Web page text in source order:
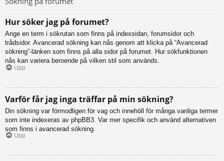
Hur söker jag på forumet?
Ange en term i sökrutan som finns på indexsidan, forumsidor och
trådsidor. Avancerad sökning kan nås genom att klicka på “Avancerad
sökning”-länken som finns på alla sidor på forumet. Hur sökfunktionen
nås kan variera beroende på vilken stil som används.
Upp
Varför får jag inga träffar på min sökning?
Din sökning var förmodligen för vag och innehöll för många vanliga termer
som inte indexeras av phpBB3. Var mer specifik och använd alternativen
som finns i avancerad sökning.
Upp